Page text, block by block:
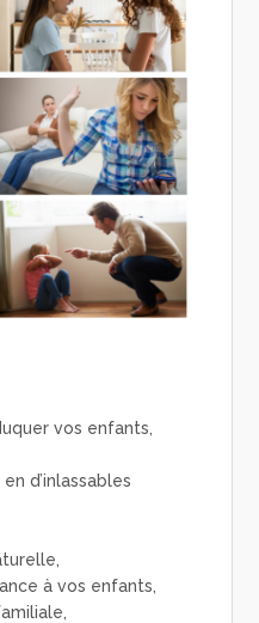
vos enfants,
d’inlassables
à vos enfants,